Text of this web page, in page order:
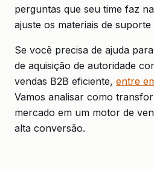
perguntas que seu time faz
ajuste os materiais de suporte
Se você precisa de ajuda
de aquisição de autoridade
vendas B2B eficiente, entre
Vamos analisar como
mercado em um motor de
alta conversão.